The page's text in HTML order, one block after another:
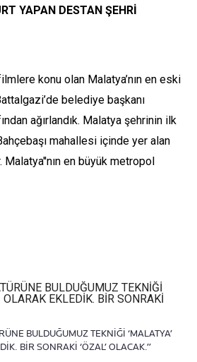
YAPAN DESTAN ŞEHRİ
konu olan Malatya’nın en eski
belediye başkanı
ağırlandık. Malatya şehrinin ilk
mahallesi içinde yer alan
en büyük metropol
BULDUĞUMUZ TEKNİĞİ ‘MALATYA’
BİR SONRAKİ ‘ÖZAL’ OLACAK.”